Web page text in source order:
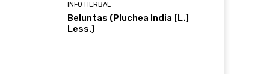
INFO HERBAL
Beluntas (Pluchea India [L.]
Less.)